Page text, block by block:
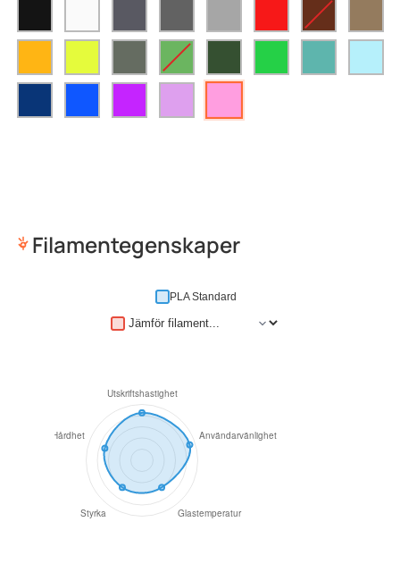
Filamentegenskaper
PLA Standard